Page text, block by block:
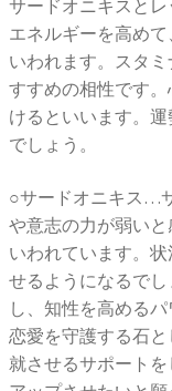
サードオニキスと
エネルギーを高め
いわれます。スタ
すすめの相性です
けるといいます。
でしょう。
○サードオニキス…
や意志の力が弱い
いわれています。
せるようになるで
し、知性を高める
恋愛を守護する石
就させるサポート